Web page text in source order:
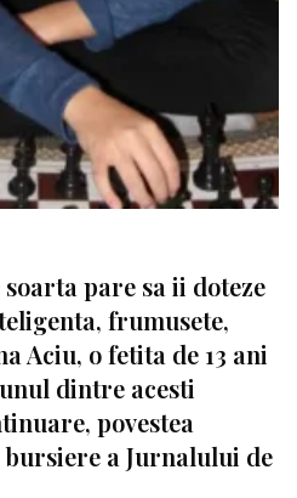
pare sa ii doteze
frumusete,
Aciu, o fetita de 13 ani
dintre acesti
povestea
a Jurnalului de